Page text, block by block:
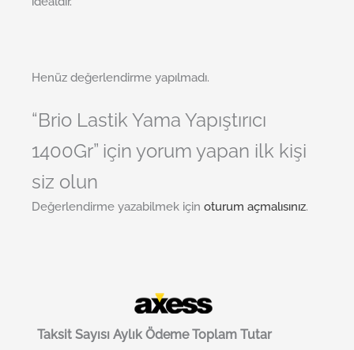
Henüz değerlendirme yapılmadı.
“Brio Lastik Yama Yapıştırıcı
1400Gr” için yorum yapan ilk kişi
siz olun
Değerlendirme yazabilmek için oturum açmalısınız.
Taksit Sayısı Aylık Ödeme Toplam Tutar